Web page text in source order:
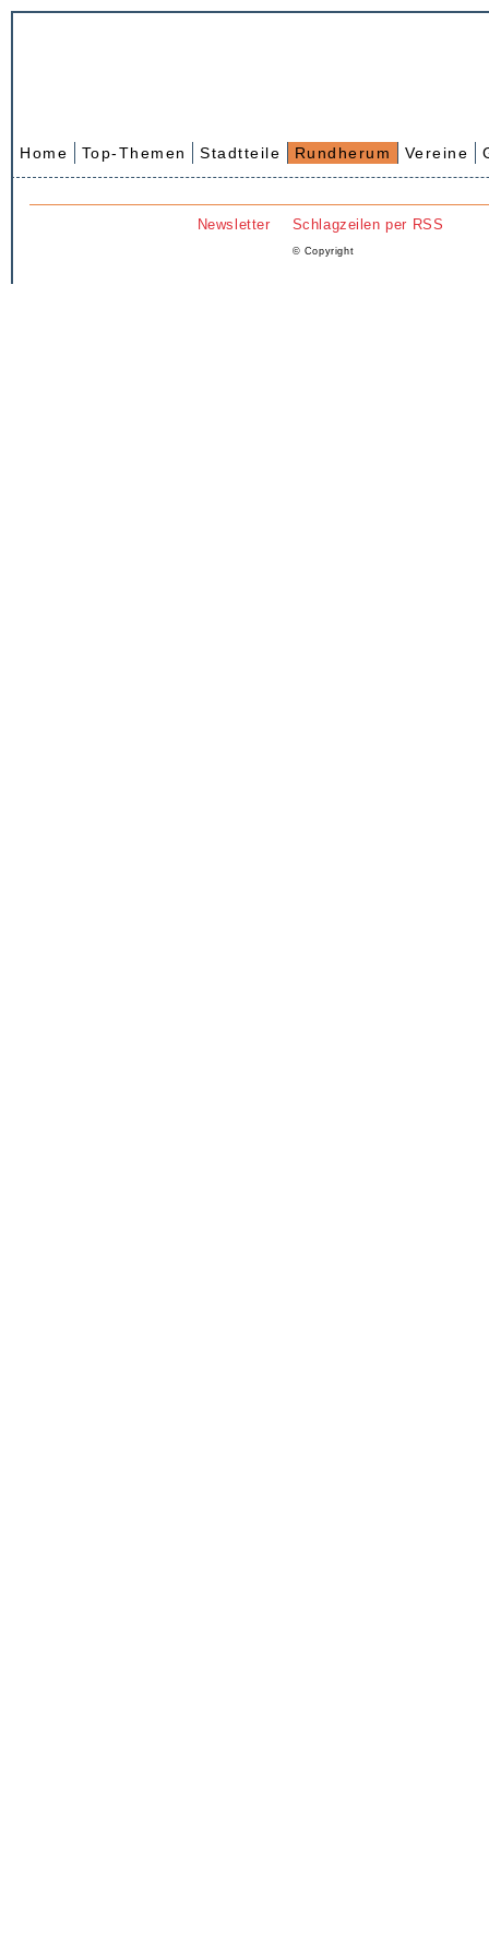
Home Top-Themen Stadtteile Rundherum Vereine
Newsletter Schlagzeilen per RSS
© Copyright